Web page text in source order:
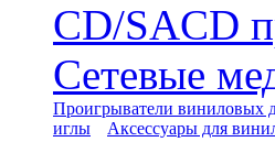
CD/SACD
Сетевые
Проигрыватели виниловых
иглы
Аксессуары для